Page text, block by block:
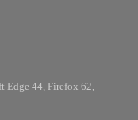
Edge 44, Firefox 62,